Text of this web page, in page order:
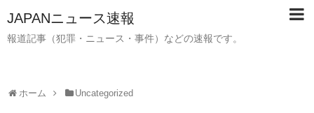
JAPANニュース速報
報道記事（犯罪・ニュース・事件）などの速報です。
ホーム Uncategorized